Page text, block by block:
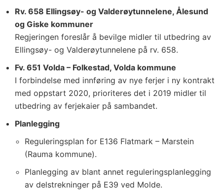
Rv. 658 Ellingsøy- og Valderøytunnelene, Ålesund
og Giske kommuner
Regjeringen foreslår å bevilge midler til utbedring av
Ellingsøy- og Valderøytunnelene på rv. 658.
Fv. 651 Volda – Folkestad, Volda kommune
I forbindelse med innføring av nye ferjer i ny kontrakt
med oppstart 2020, prioriteres det i 2019 midler til
utbedring av ferjekaier på sambandet.
Planlegging
Reguleringsplan for E136 Flatmark – Marstein
(Rauma kommune).
Planlegging av blant annet reguleringsplanlegging
av delstrekninger på E39 ved Molde.